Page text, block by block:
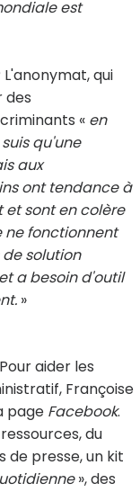
est
L'anonymat, qui
des
« en
qu'une
aux
ont tendance à
sont en colère
ne fonctionnent
solution
a besoin d'outil
»
aider les
Françoise
page Facebook.
du
de presse, un kit
», des